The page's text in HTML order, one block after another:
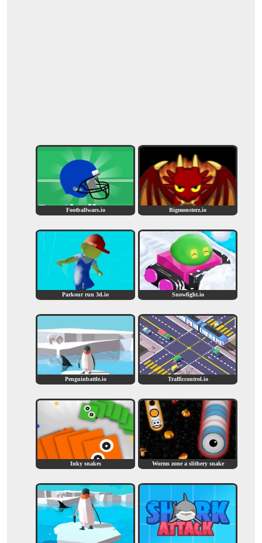
Footballwars.io Bigmonsterz.io
Parkour run 3d.io Snowfight.io
Penguinbattle.io Trafficcontrol.io
Inky snakes Worms zone a slithery snake